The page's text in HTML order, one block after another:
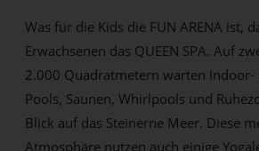
Was für die Kids die FUN ARENA ist,
Erwachsenen das QUEEN SPA. Auf
2.000 Quadratmetern warten
Pools, Saunen, Whirlpools und
Blick auf das Steinerne Meer. Diese
Atmosphäre nutzen auch einige